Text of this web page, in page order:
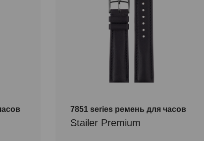
7851 series ремень для часов
Stailer Premium